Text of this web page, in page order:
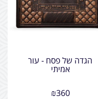
הגדה של פסח - עור
אמיתי
₪360